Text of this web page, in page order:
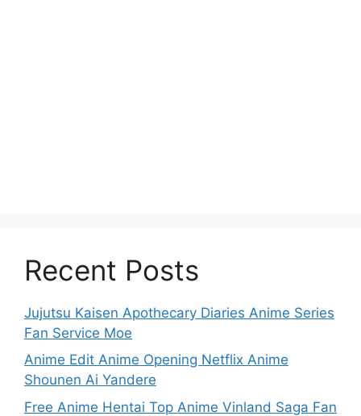
Recent Posts
Jujutsu Kaisen Apothecary Diaries Anime Series
Fan Service Moe
Anime Edit Anime Opening Netflix Anime
Shounen Ai Yandere
Free Anime Hentai Top Anime Vinland Saga Fan